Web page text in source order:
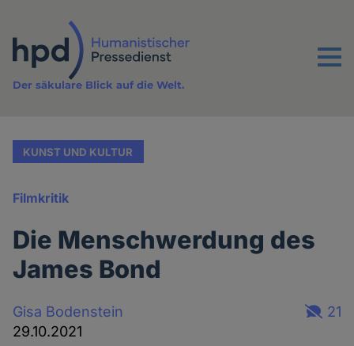
Inhalt
Menu
Der säkulare Blick auf die Welt.
KUNST UND KULTUR
Filmkritik
Die Menschwerdung des
James Bond
Gisa Bodenstein
29.10.2021
21